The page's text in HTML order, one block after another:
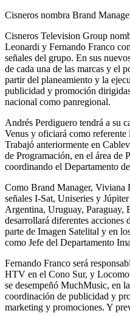
Cisneros nombra Brand
Cisneros Television Group
Leonardi y Fernando Franco
señales del grupo. En sus
de cada una de las marcas y el
partir del planeamiento y la
publicidad y promoción
nacional como panregional.
Andrés Perdiguero tendrá a su
Venus y oficiará como
Trabajó anteriormente en
de Programación, en el área de
coordinando el Departamento
Como Brand Manager, Viviana
señales I-Sat, Uniseries y
Argentina, Uruguay, Paraguay,
desarrollará diferentes acciones
parte de Imagen Satelital y en
como Jefe del Departamento
Fernando Franco será
HTV en el Cono Sur, y
se desempeñó MuchMusic, en
coordinación de publicidad y
marketing y promociones. Y